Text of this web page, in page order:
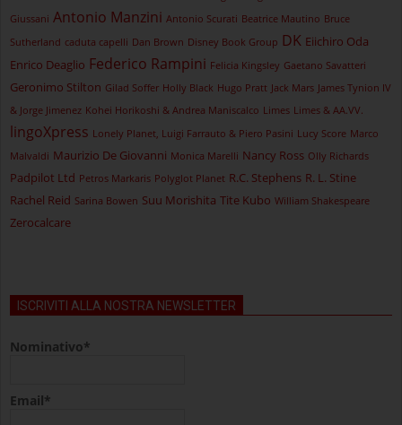
Giussani Antonio Manzini Antonio Scurati Beatrice Mautino Bruce
Sutherland caduta capelli Dan Brown Disney Book Group DK Eiichiro Oda
Enrico Deaglio Federico Rampini Felicia Kingsley Gaetano Savatteri
Geronimo Stilton Gilad Soffer Holly Black Hugo Pratt Jack Mars James Tynion IV
& Jorge Jimenez Kohei Horikoshi & Andrea Maniscalco Limes Limes & AA.VV.
lingoXpress Lonely Planet, Luigi Farrauto & Piero Pasini Lucy Score Marco
Malvaldi Maurizio De Giovanni Monica Marelli Nancy Ross Olly Richards
Padpilot Ltd Petros Markaris Polyglot Planet R.C. Stephens R. L. Stine
Rachel Reid Sarina Bowen Suu Morishita Tite Kubo William Shakespeare
Zerocalcare
ISCRIVITI ALLA NOSTRA NEWSLETTER
Nominativo*
Email*